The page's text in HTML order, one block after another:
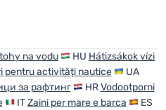
na vodu HU Hátizsákok vízi
pentru activități nautice
UA
за рафтинг HRVodootporni
ITZaini per mare e barca
ES